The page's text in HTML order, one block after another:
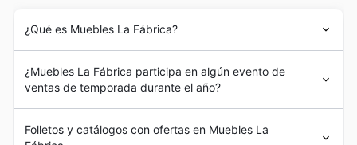
¿Qué es Muebles La Fábrica?
Muebles la Fábricaen 1942. Este emprendedor que
poseía experiencia en otros rubros abrió ese año la
firma FERSA, primer nombre de la marca. Su primer
local abrió en 1946 en el barrio de Poble-Sec pero en
pocos años logró mudarse a la calle Rocafort.
¿Muebles La Fábrica participa en algún evento de
ventas de temporada durante el año?
activamente en lasrebajas de temporada y ofertas
Folletos y catálogos con ofertas en Muebles La